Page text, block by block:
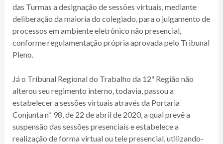
das Turmas a designação de sessões virtuais, mediante
deliberação da maioria do colegiado, para o julgamento de
processos em ambiente eletrônico não presencial,
conforme regulamentação própria aprovada pelo Tribunal
Pleno.
Já o Tribunal Regional do Trabalho da 12ª Região não
alterou seu regimento interno, todavia, passou a
estabelecer a sessões virtuais através da Portaria
Conjunta nº 98, de 22 de abril de 2020, a qual prevê a
suspensão das sessões presenciais e estabelece a
realização de forma virtual ou tele presencial, utilizando-